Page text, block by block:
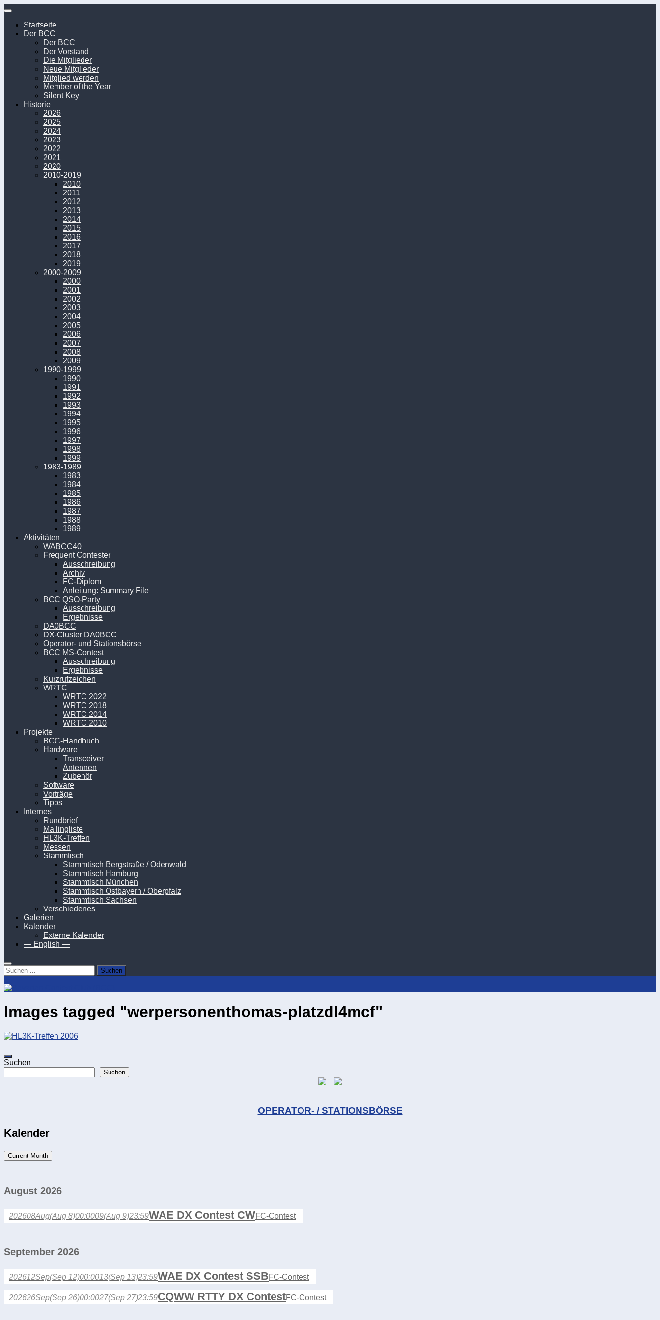
Unter
Inhalt
Startseite
Der BCC
Der BCC
Der Vorstand
Die Mitglieder
Neue Mitglieder
Mitglied werden
Member of the Year
Silent Key
Historie
2026
2025
2024
2023
2022
2021
2020
2010-2019
2010
2011
2012
2013
2014
2015
2016
2017
2018
2019
2000-2009
2000
2001
2002
2003
2004
2005
2006
2007
2008
2009
1990-1999
1990
1991
1992
1993
1994
1995
1996
1997
1998
1999
1983-1989
1983
1984
1985
1986
1987
1988
1989
Aktivitäten
WABCC40
Frequent Contester
Ausschreibung
Archiv
FC-Diplom
Anleitung: Summary File
BCC QSO-Party
Ausschreibung
Ergebnisse
DA0BCC
DX-Cluster DA0BCC
Operator- und Stationsbörse
BCC MS-Contest
Ausschreibung
Ergebnisse
Kurzrufzeichen
WRTC
WRTC 2022
WRTC 2018
WRTC 2014
WRTC 2010
Projekte
BCC-Handbuch
Hardware
Transceiver
Antennen
Zubehör
Software
Vorträge
Tipps
Internes
Rundbrief
Mailingliste
HL3K-Treffen
Messen
Stammtisch
Stammtisch Bergstraße / Odenwald
Stammtisch Hamburg
Stammtisch München
Stammtisch Ostbayern / Oberpfalz
Stammtisch Sachsen
Verschiedenes
Galerien
Kalender
Externe Kalender
— English —
Suchen
nach:
Images tagged "werpersonenthomas-platzdl4mcf"
Suchen
Suchen
OPERATOR- / STATIONSBÖRSE
Kalender
Current Month
August 2026
202608Aug(Aug 8)00:0009(Aug 9)23:59WAE DX Contest CWFC-Contest
September 2026
202612Sep(Sep 12)00:0013(Sep 13)23:59WAE DX Contest SSBFC-Contest
202626Sep(Sep 26)00:0027(Sep 27)23:59CQWW RTTY DX ContestFC-Contest